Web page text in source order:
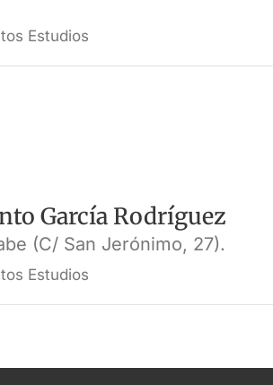
Estudios
García Rodríguez
(C/ San Jerónimo, 27).
Estudios